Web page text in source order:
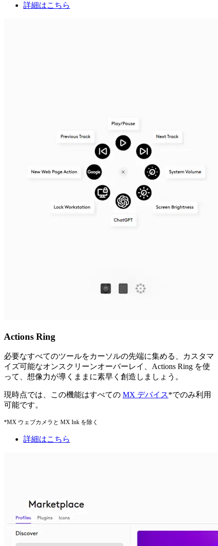
詳細はこちら
Actions Ring
必要なすべてのツールをカーソルの先端に集める、カスタマ
イズ可能なオンスクリーンオーバーレイ、Actions Ring を使
って、想像力が導くままに素早く創造しましょう。
現時点では、この機能はすべての MX デバイス*でのみ利用
可能です。
*MX ウェブカメラと MX Ink を除く
詳細はこちら